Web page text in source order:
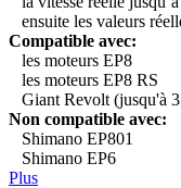
ensuite les valeurs
Compatible avec:
les moteurs EP8
les moteurs EP8 RS
Giant Revolt (jusqu'à
Non compatible avec:
Shimano EP801
Shimano EP6
Plus